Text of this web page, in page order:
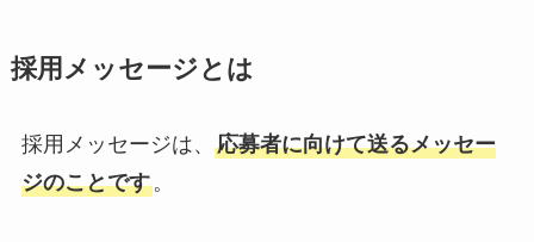
採用メッセージとは
採用メッセージは、 応募者に向けて送るメッセー
ジのことです。